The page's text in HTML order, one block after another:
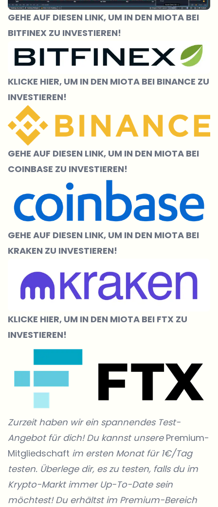
GEHE AUF DIESEN LINK, UM IN DEN MIOTA BEI
BITFINEX ZU INVESTIEREN!
KLICKE HIER, UM IN DEN MIOTA BEI BINANCE ZU
INVESTIEREN!
GEHE AUF DIESEN LINK, UM IN DEN MIOTA BEI
COINBASE ZU INVESTIEREN!
GEHE AUF DIESEN LINK, UM IN DEN MIOTA BEI
KRAKEN ZU INVESTIEREN!
KLICKE HIER, UM IN DEN MIOTA BEI FTX ZU
INVESTIEREN!
Zurzeit haben wir ein spannendes Test-
Angebot für dich! Du kannst unsere Premium-
Mitgliedschaft im ersten Monat für 1€/Tag
testen. Überlege dir, es zu testen, falls du im
Krypto-Markt immer Up-To-Date sein
möchtest! Du erhältst im Premium-Bereich